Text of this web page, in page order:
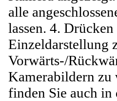
alle
lassen. 4.
Einzeldarstellung
Vorwärts-/
Kamerabildern zu
finden Sie auch